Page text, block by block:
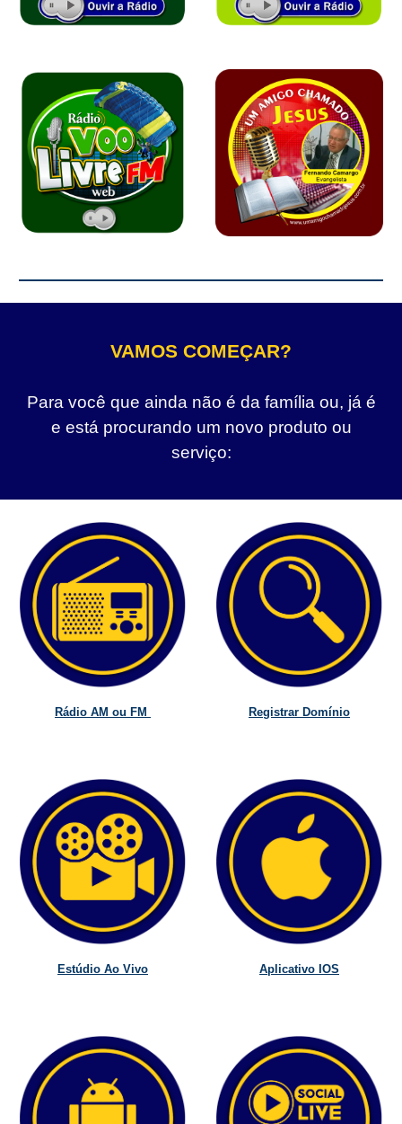
VAMOS COMEÇAR?
Para você que ainda não é da família ou, já é
e está procurando um novo produto ou
serviço:
Rádio AM ou FM Registrar Domínio
Estúdio Ao Vivo Aplicativo IOS